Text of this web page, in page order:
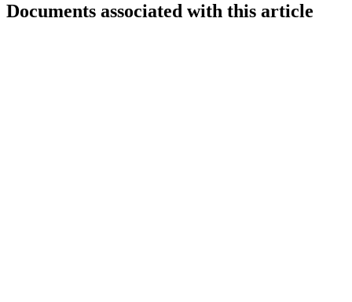
Documents associated with this article